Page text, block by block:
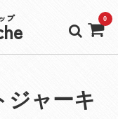
プ 0
ジャーキ